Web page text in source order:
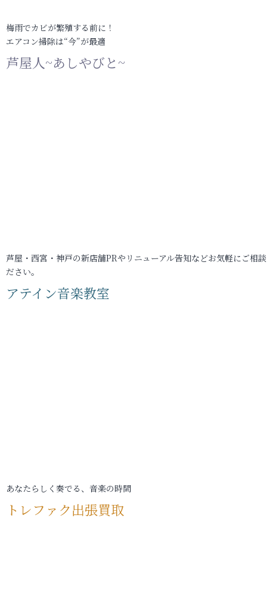
梅雨でカビが繁殖する前に！
エアコン掃除は“今”が最適
芦屋人~あしやびと~
芦屋・西宮・神戸の新店舗PRやリニューアル告知などお気軽にご相
ださい。
アテイン音楽教室
あなたらしく奏でる、音楽の時間
トレファク出張買取